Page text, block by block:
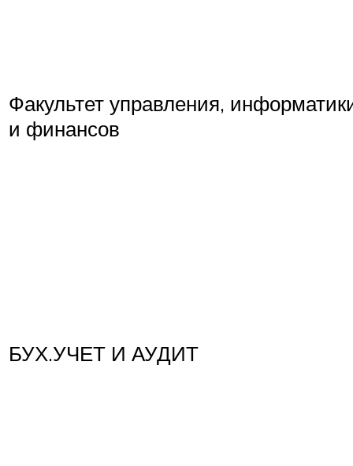
Факультет управления,
и финансов
БУХ.УЧЕТ И АУДИТ